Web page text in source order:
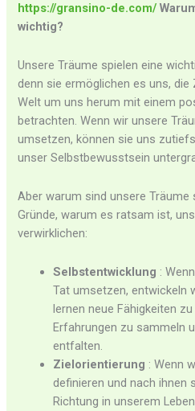
https://gransino-de.com/
wichtig?
Unsere Träume spielen eine
denn sie ermöglichen es uns,
Welt um uns herum mit einem
betrachten. Wenn wir unsere
umsetzen, können sie uns
unser Selbstbewusstsein
Aber warum sind unsere Träume
Gründe, warum es ratsam ist,
verwirklichen:
Selbstentwicklung :
Tat umsetzen, entwickeln
lernen neue Fähigkeiten
Erfahrungen zu sammeln
entfalten.
Zielorientierung : Wenn
definieren und nach ihnen
Richtung in unserem